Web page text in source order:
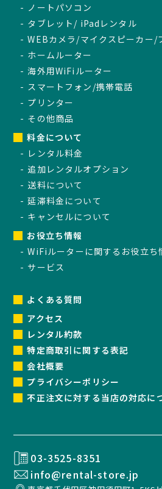
ノートパソコン
タブレット/ iPadレンタル
WEBカメラ/マイクスピーカー/
ホームルーター
海外用WiFiルーター
スマートフォン/携帯電話
プリンター
その他商品
料金について
レンタル料金
追加レンタルオプション
送料について
延滞料金について
キャンセルについて
お役立ち情報
WiFiルーターに関するお役立ち
サービス
よくある質問
アクセス
レンタル約款
特定商取引に関する表記
会社概要
プライバシーポリシー
不正注文に対する当店の対応に
03-3525-8351
info@rental-store.jp